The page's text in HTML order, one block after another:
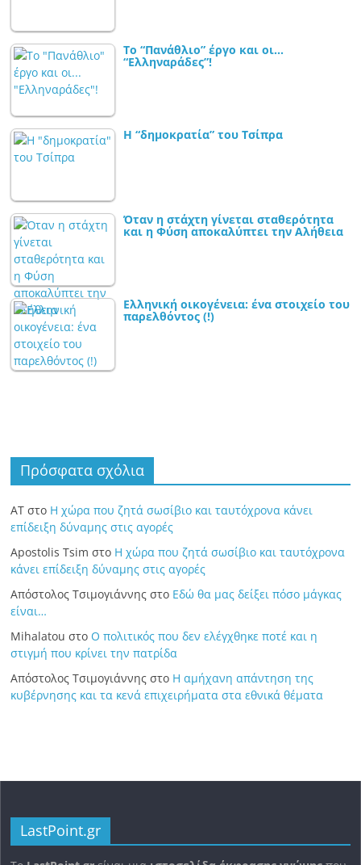
Το “Πανάθλιο” έργο και οι…
“Ελληναράδες”!
Η “δημοκρατία” του Τσίπρα
Όταν η στάχτη γίνεται σταθερότητα
και η Φύση αποκαλύπτει την Αλήθεια
Ελληνική οικογένεια: ένα στοιχείο του
παρελθόντος (!)
Πρόσφατα σχόλια
ΑΤ στο Η χώρα που ζητά σωσίβιο και ταυτόχρονα κάνει
επίδειξη δύναμης στις αγορές
Apostolis Tsim στο Η χώρα που ζητά σωσίβιο και ταυτόχρονα
κάνει επίδειξη δύναμης στις αγορές
Απόστολος Τσιμογιάννης στο Εδώ θα μας δείξει πόσο μάγκας
είναι…
Mihalatou στο Ο πολιτικός που δεν ελέγχθηκε ποτέ και η
στιγμή που κρίνει την πατρίδα
Απόστολος Τσιμογιάννης στο Η αμήχανη απάντηση της
κυβέρνησης και τα κενά επιχειρήματα στα εθνικά θέματα
LastPoint.gr